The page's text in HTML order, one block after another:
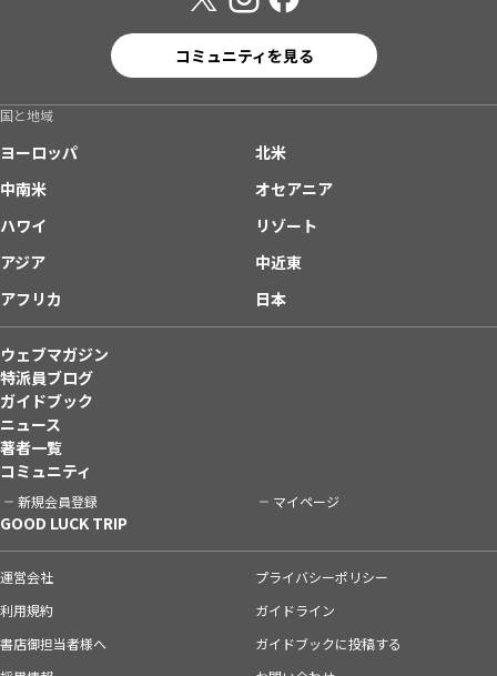
コミュニティを見る
国と地域
ヨーロッパ
北米
中南米
オセアニア
ハワイ
リゾート
アジア
中近東
アフリカ
日本
ウェブマガジン
特派員ブログ
ガイドブック
ニュース
著者一覧
コミュニティ
新規会員登録 マイページ
GOOD LUCK TRIP
運営会社
プライバシーポリシー
利用規約
ガイドライン
書店御担当者様へ
ガイドブックに投稿する